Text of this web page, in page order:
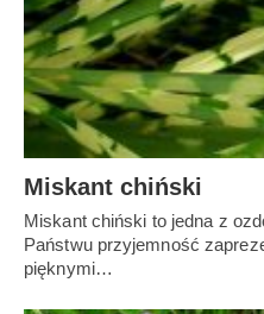
Miskant chiński
Miskant chiński to jedna z
Państwu przyjemność
pięknymi…